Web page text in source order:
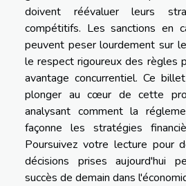
doivent réévaluer leurs
compétitifs. Les sanctions en
peuvent peser lourdement sur
le respect rigoureux des règles
avantage concurrentiel. Ce
plonger au cœur de cette
analysant comment la
façonne les stratégies
Poursuivez votre lecture pour
décisions prises aujourd'hui
succès de demain dans